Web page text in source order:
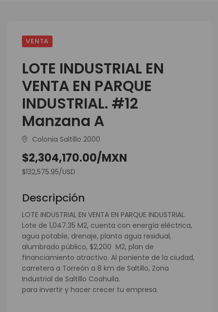
VENTA
LOTE INDUSTRIAL EN
VENTA EN PARQUE
INDUSTRIAL. #12
Manzana A
Colonia Saltillo 2000
$2,304,170.00/MXN
$132,575.95/USD
Descripción
LOTE INDUSTRIAL EN VENTA EN PARQUE INDUSTRIAL.
Lote de 1,047.35 M2, cuenta con energía eléctrica,
agua potable, drenaje, planta agua residual,
alumbrado público, $2,200 M2, plan de
financiamiento atractivo. Al poniente de la ciudad,
carretera a Torreón a 8 km de Saltillo, Zona
Industrial de Saltillo Coahuila.
para invertir y hacer crecer tu empresa.